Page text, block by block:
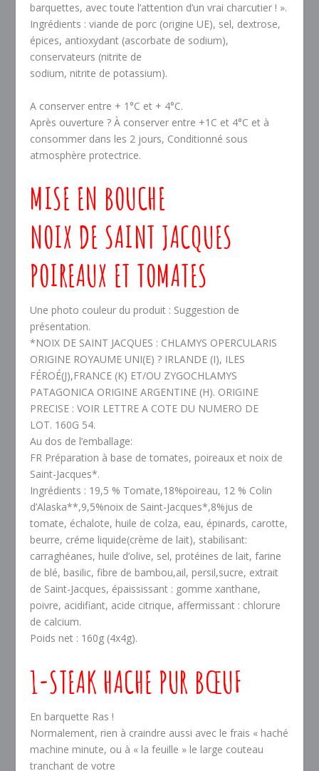
barquettes, avec toute l’attention d’un vrai charcutier ! ».
Ingrédients : viande de porc (origine UE), sel, dextrose,
épices, antioxydant (ascorbate de sodium),
conservateurs (nitrite de
sodium, nitrite de potassium).
A conserver entre + 1°C et + 4°C.
Après ouverture ? À conserver entre +1C et 4°C et à
consommer dans les 2 jours, Conditionné sous
atmosphère protectrice.
MISE EN BOUCHE
NOIX DE SAINT JACQUES
POIREAUX ET TOMATES
Une photo couleur du produit : Suggestion de
présentation.
*NOIX DE SAINT JACQUES : CHLAMYS OPERCULARIS
ORIGINE ROYAUME UNI(E) ? IRLANDE (I), ILES
FÉROÉ(J),FRANCE (K) ET/OU ZYGOCHLAMYS
PATAGONICA ORIGINE ARGENTINE (H). ORIGINE
PRECISE : VOIR LETTRE A COTE DU NUMERO DE
LOT. 160G 54.
Au dos de l’emballage:
FR Préparation à base de tomates, poireaux et noix de
Saint-Jacques*.
Ingrédients : 19,5 % Tomate,18%poireau, 12 % Colin
d’Alaska**,9,5%noix de Saint-Jacques*,8%jus de
tomate, échalote, huile de colza, eau, épinards, carotte,
beurre, créme liquide(crème de lait), stabilisant:
carraghéanes, huile d’olive, sel, protéines de lait, farine
de blé, basilic, fibre de bambou,ail, persil,sucre, extrait
de Saint-Jacques, épaississant : gomme xanthane,
poivre, acidifiant, acide citrique, affermissant : chlorure
de calcium.
Poids net : 160g (4x4g).
1-STEAK HACHE PUR BŒUF
En barquette Ras !
Normalement, rien à craindre aussi avec le frais « haché
machine minute, ou à « la feuille » le large couteau
tranchant de votre